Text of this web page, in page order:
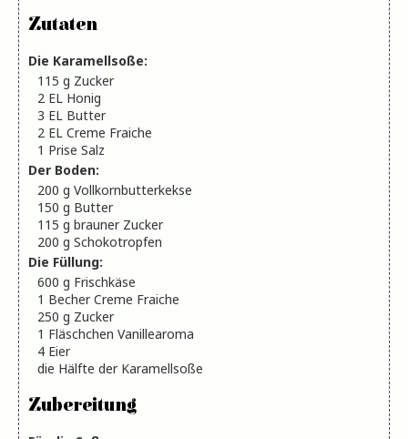
Zutaten
Die Karamellsoße:
115 g Zucker
2 EL Honig
3 EL Butter
2 EL Creme Fraiche
1 Prise Salz
Der Boden:
200 g Vollkornbutterkekse
150 g Butter
115 g brauner Zucker
200 g Schokotropfen
Die Füllung:
600 g Frischkäse
1 Becher Creme Fraiche
250 g Zucker
1 Fläschchen Vanillearoma
4 Eier
die Hälfte der Karamellsoße
Zubereitung